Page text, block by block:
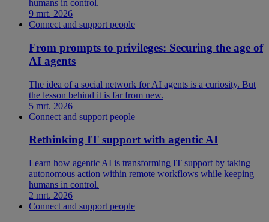
humans in control.
9 mrt. 2026
Connect and support people
From prompts to privileges: Securing the age of
AI agents
The idea of a social network for AI agents is a curiosity. But
the lesson behind it is far from new.
5 mrt. 2026
Connect and support people
Rethinking IT support with agentic AI
Learn how agentic AI is transforming IT support by taking
autonomous action within remote workflows while keeping
humans in control.
2 mrt. 2026
Connect and support people